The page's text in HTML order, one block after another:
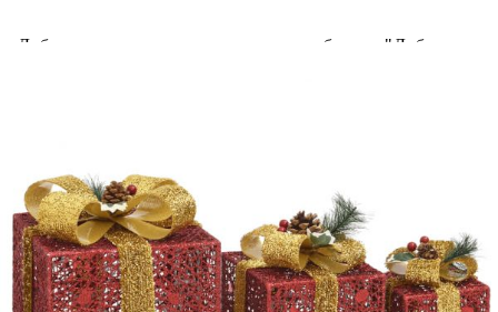
Добавете продукта в количката си с бутона "Добави в
количката" и при поръчка ще можете да изберете броя
вноски на кредита.
Предоставената таблица е с информационна цел.
Добавете продукта в количката си с бутона "Добави в
количката" и при поръчка ще можете да изберете броя
вноски на кредита.